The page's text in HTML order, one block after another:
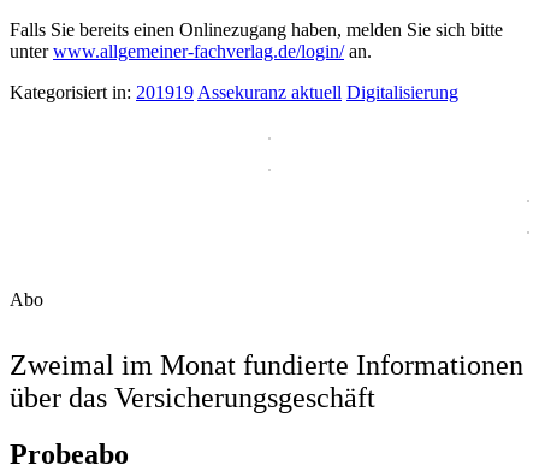
Falls Sie bereits einen Onlinezugang haben, melden Sie sich bitte
unterwww.allgemeiner-fachverlag.de/login/an.
Kategorisiert in: 201919 Assekuranz aktuell Digitalisierung
Abo
Zweimal im Monat fundierte Informationen
über das Versicherungsgeschäft
Probeabo